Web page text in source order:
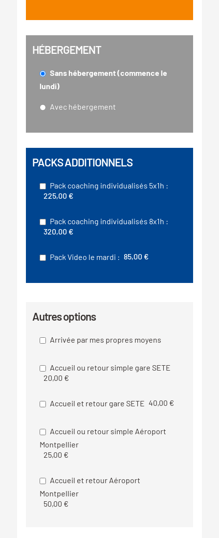
HÉBERGEMENT
Sans hébergement (commence le
lundi)
Avec hébergement
PACKS ADDITIONNELS
Pack coaching individualisés 5x1h :
225,00 €
Pack coaching individualisés 8x1h :
320,00 €
Pack Video le mardi : 85,00 €
Autres options
Arrivée par mes propres moyens
Accueil ou retour simple gare SETE
20,00 €
Accueil et retour gare SETE 40,00 €
Accueil ou retour simple Aéroport
Montpellier
25,00 €
Accueil et retour Aéroport
Montpellier
50,00 €